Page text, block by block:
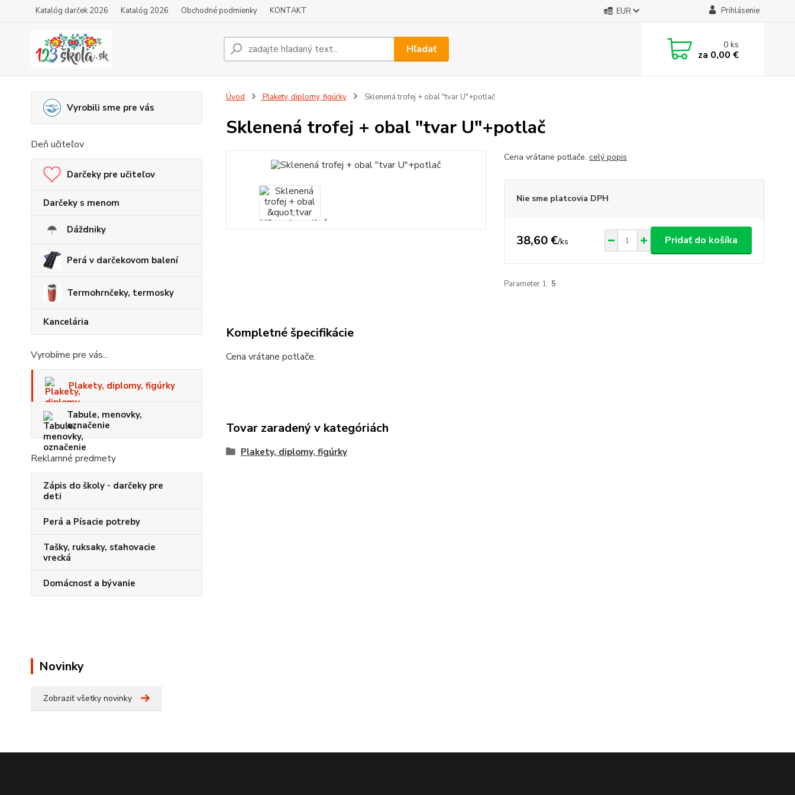
Katalóg darček 2026 Katalóg 2026 Obchodné podmienky KONTAKT EUR Prihlásenie
Hľadať 0ks
za 0,00 €
Vyrobili sme pre vás
Deň učiteľov
Darčeky pre učiteľov
Darčeky s menom
Dáždniky
Perá v darčekovom balení
Termohrnčeky, termosky
Kancelária
Vyrobíme pre vás...
Plakety, diplomy, figúrky
Tabule, menovky,
označenie
Reklamné predmety
Zápis do školy - darčeky pre
deti
Perá a Písacie potreby
Tašky, ruksaky, sťahovacie
vrecká
Domácnosť a bývanie
Novinky
Zobraziť všetky novinky
Úvod Plakety, diplomy, figúrky Sklenená trofej + obal "tvar U"+potlač
Sklenená trofej + obal "tvar U"+potlač
Cena vrátane potlače. celý popis
Nie sme platcovia DPH
38,60 €/ks Pridať do košíka
Parameter 1: 5
Kompletné špecifikácie
Cena vrátane potlače.
Tovar zaradený v kategóriách
Plakety, diplomy, figúrky